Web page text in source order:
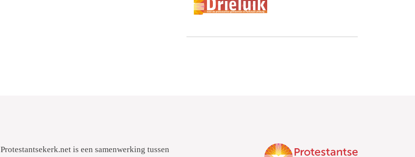
Protestantsekerk.net is een samenwerking tussen